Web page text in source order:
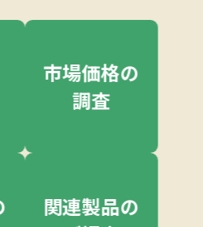
市場価格の
調査
関連製品の